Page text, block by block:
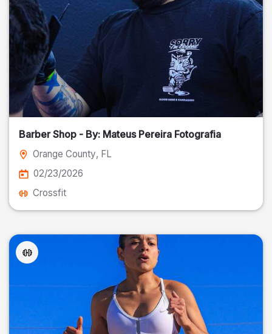
Barber Shop - By: Mateus Pereira Fotografia
Orange County, FL
02/23/2026
Crossfit